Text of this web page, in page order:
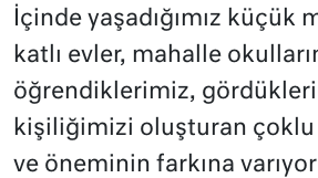
İçinde yaşadığımız küçük
katlı evler, mahalle
öğrendiklerimiz,
kişiliğimizi oluşturan çoklu
ve öneminin farkına